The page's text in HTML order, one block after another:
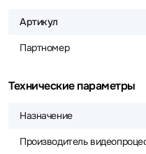
Артикул
Партномер
Технические параметры
Назначение
Производитель